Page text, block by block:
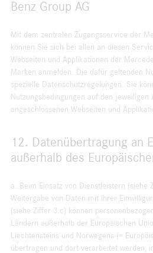
Benz Group AG
Mit dem zentralen Zugangsservice der
können Sie sich bei allen an diesen
Webseiten und Applikationen der
Marken anmelden. Die dafür geltenden
spezielle Datenschutzregelungen. Sie
Nutzungsbedingungen auf den jeweiligen
angeschlossenen Webseiten und
12. Datenübertragung an
außerhalb des
a. Beim Einsatz von Dienstleistern (siehe
Weitergabe von Daten mit Ihrer
(siehe Ziffer 3.c) können
Ländern außerhalb der Europäischen
Liechtensteins und Norwegens (=
übertragen und dort verarbeitet werden,